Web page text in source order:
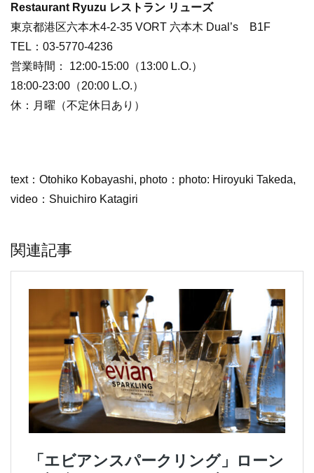
Restaurant Ryuzu レストラン リューズ
東京都港区六本木4-2-35 VORT 六本木 Dual’s B1F
TEL：03-5770-4236
営業時間： 12:00-15:00（13:00 L.O.）
18:00-23:00（20:00 L.O.）
休：月曜（不定休日あり）
text：Otohiko Kobayashi, photo：photo: Hiroyuki Takeda,
video：Shuichiro Katagiri
関連記事